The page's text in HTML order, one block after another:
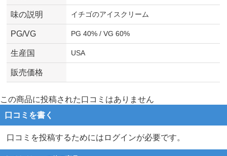
味の説明 イチゴのアイスクリーム
PG/VG PG 40% / VG 60%
生産国 USA
販売価格
この商品に投稿された口コミはありません
口コミを書く
口コミを投稿するためにはログインが必要です。